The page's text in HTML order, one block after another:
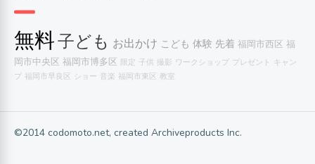
無料子ども お出かけ こども 体験 先着 福岡市西区 福
岡市中央区 福岡市博多区 限定 子供 撮影 ワークショップ プレゼント キャン
プ 福岡市早良区 ショー 音楽 福岡市東区 教室
©2014 codomoto.net, created Archiveproducts Inc.